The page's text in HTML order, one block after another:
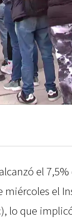
el
miércoles el
lo que